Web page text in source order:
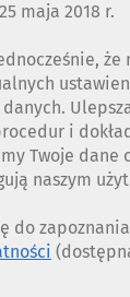
maja 2018 r.
że
i
Twoje dane
naszym
do